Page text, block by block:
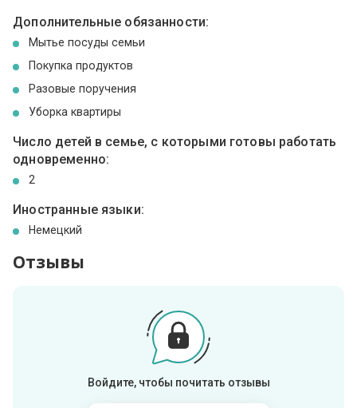
Дополнительные обязанности:
Мытье посуды семьи
Покупка продуктов
Разовые поручения
Уборка квартиры
Число детей в семье, с которыми готовы работать
одновременно:
2
Иностранные языки:
Немецкий
Отзывы
Войдите, чтобы почитать отзывы